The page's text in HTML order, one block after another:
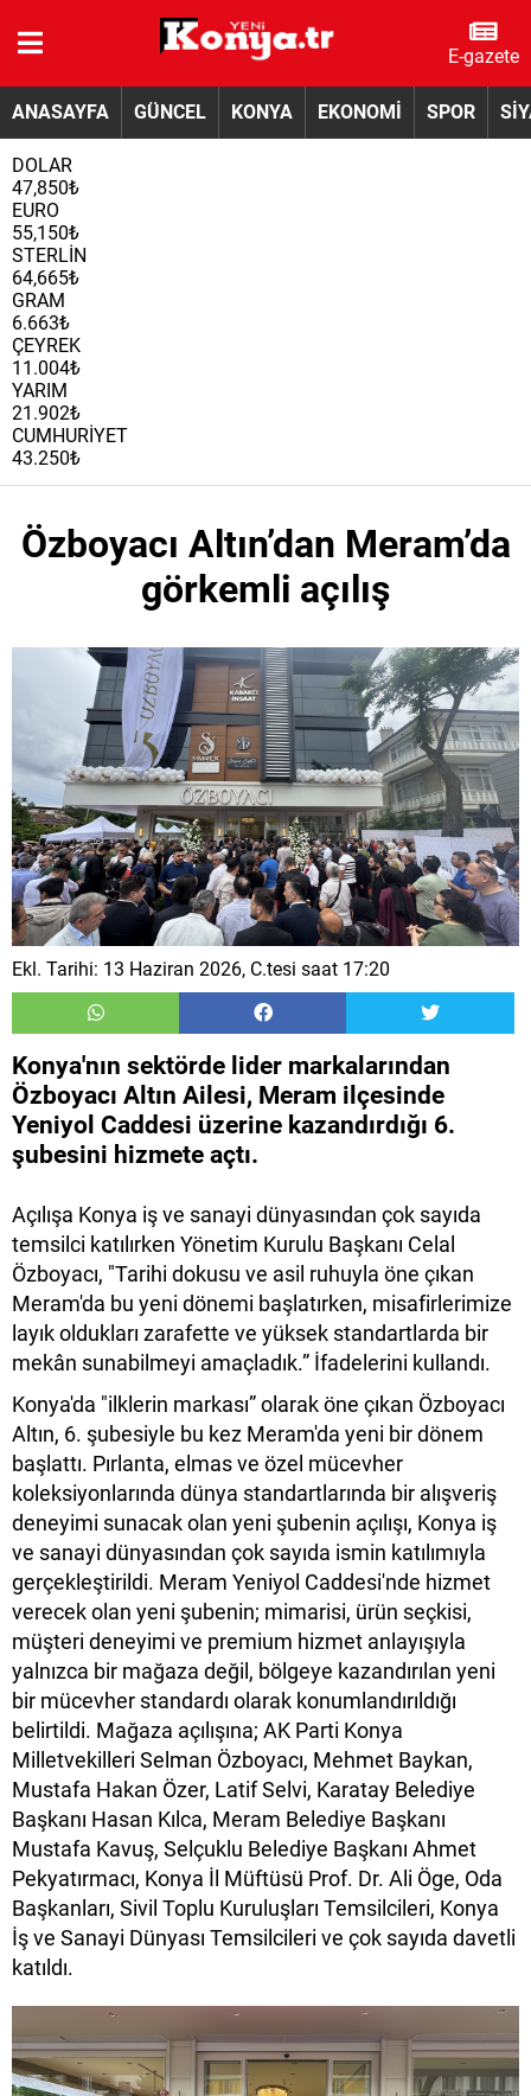
E-gazete
ANASAYFA GÜNCEL KONYA EKONOMİ SPOR
DOLAR
47,850₺
EURO
55,150₺
STERLİN
64,665₺
GRAM
6.663₺
ÇEYREK
11.004₺
YARIM
21.902₺
CUMHURİYET
43.250₺
Özboyacı Altın’dan Meram’da
görkemli açılış
Ekl. Tarihi: 13 Haziran 2026, C.tesi saat 17:20
​Konya'nın sektörde lider markalarından
Özboyacı Altın Ailesi, Meram ilçesinde
Yeniyol Caddesi üzerine kazandırdığı 6.
şubesini hizmete açtı.
Açılışa Konya iş ve sanayi dünyasından çok sayıda
temsilci katılırken Yönetim Kurulu Başkanı Celal
Özboyacı, "Tarihi dokusu ve asil ruhuyla öne çıkan
Meram'da bu yeni dönemi başlatırken, misafirlerimize
layık oldukları zarafette ve yüksek standartlarda bir
mekân sunabilmeyi amaçladık.” İfadelerini kullandı.
Konya'da "ilklerin markası” olarak öne çıkan Özboyacı
Altın, 6. şubesiyle bu kez Meram'da yeni bir dönem
başlattı. Pırlanta, elmas ve özel mücevher
koleksiyonlarında dünya standartlarında bir alışveriş
deneyimi sunacak olan yeni şubenin açılışı, Konya iş
ve sanayi dünyasından çok sayıda ismin katılımıyla
gerçekleştirildi. Meram Yeniyol Caddesi'nde hizmet
verecek olan yeni şubenin; mimarisi, ürün seçkisi,
müşteri deneyimi ve premium hizmet anlayışıyla
yalnızca bir mağaza değil, bölgeye kazandırılan yeni
bir mücevher standardı olarak konumlandırıldığı
belirtildi. Mağaza açılışına; AK Parti Konya
Milletvekilleri Selman Özboyacı, Mehmet Baykan,
Mustafa Hakan Özer, Latif Selvi, Karatay Belediye
Başkanı Hasan Kılca, Meram Belediye Başkanı
Mustafa Kavuş, Selçuklu Belediye Başkanı Ahmet
Pekyatırmacı, Konya İl Müftüsü Prof. Dr. Ali Öge, Oda
Başkanları, Sivil Toplu Kuruluşları Temsilcileri, Konya
İş ve Sanayi Dünyası Temsilcileri ve çok sayıda davetli
katıldı.